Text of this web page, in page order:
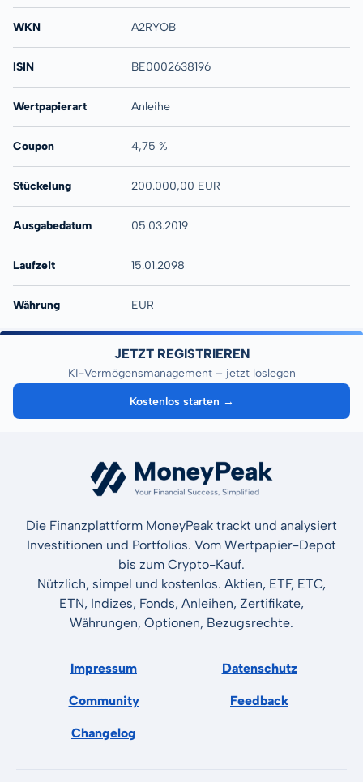
WKN A2RYQB
ISIN BE0002638196
Wertpapierart Anleihe
Coupon 4,75 %
Stückelung 200.000,00 EUR
Ausgabedatum 05.03.2019
Laufzeit 15.01.2098
Währung EUR
JETZT REGISTRIEREN
KI-Vermögensmanagement – jetzt loslegen
Kostenlos starten →
Die Finanzplattform MoneyPeak trackt und analysiert
Investitionen und Portfolios. Vom Wertpapier-Depot
bis zum Crypto-Kauf.
Nützlich, simpel und kostenlos. Aktien, ETF, ETC,
ETN, Indizes, Fonds, Anleihen, Zertifikate,
Währungen, Optionen, Bezugsrechte.
Impressum Datenschutz
Community Feedback
Changelog